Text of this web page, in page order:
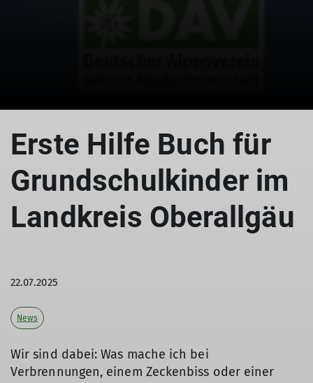
Erste Hilfe Buch für
Grundschulkinder im
Landkreis Oberallgäu
22.07.2025
News
Wir sind dabei: Was mache ich bei
Verbrennungen, einem Zeckenbiss oder einer